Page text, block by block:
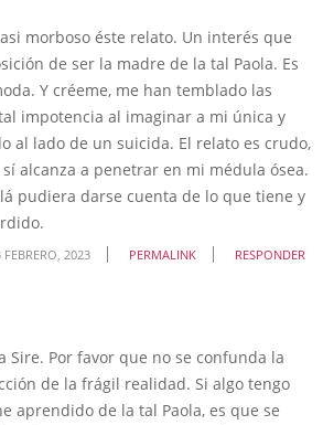
morboso éste relato. Un interés que
de ser la madre de la tal Paola. Es
Y créeme, me han temblado las
impotencia al imaginar a mi única y
al lado de un suicida. El relato es crudo,
alcanza a penetrar en mi médula ósea.
pudiera darse cuenta de lo que tiene y
FEBRERO, 2023 PERMALINK RESPONDER
Sire. Por favor que no se confunda la
de la frágil realidad. Si algo tengo
aprendido de la tal Paola, es que se